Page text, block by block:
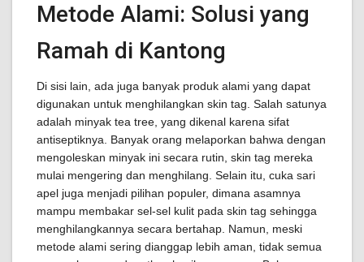
Metode Alami: Solusi yang
Ramah di Kantong
Di sisi lain, ada juga banyak produk alami yang dapat
digunakan untuk menghilangkan skin tag. Salah satunya
adalah minyak tea tree, yang dikenal karena sifat
antiseptiknya. Banyak orang melaporkan bahwa dengan
mengoleskan minyak ini secara rutin, skin tag mereka
mulai mengering dan menghilang. Selain itu, cuka sari
apel juga menjadi pilihan populer, dimana asamnya
mampu membakar sel-sel kulit pada skin tag sehingga
menghilangkannya secara bertahap. Namun, meski
metode alami sering dianggap lebih aman, tidak semua